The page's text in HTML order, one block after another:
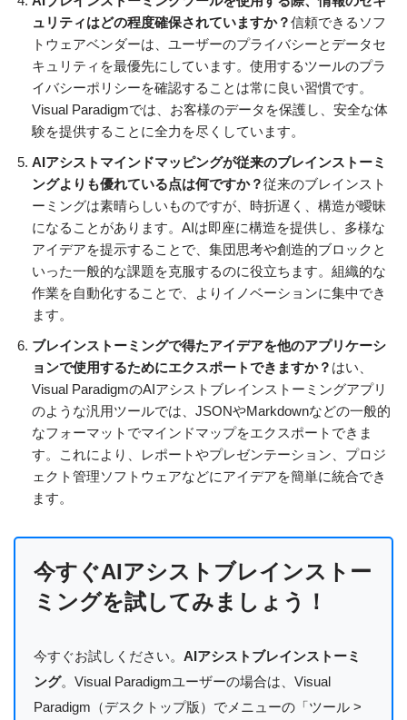
ュリティはどの程度確保されていますか？信頼できるソフ
トウェアベンダーは、ユーザーのプライバシーとデータセ
キュリティを最優先にしています。使用するツールのプラ
イバシーポリシーを確認することは常に良い習慣です。
Visual Paradigmでは、お客様のデータを保護し、安全な体
験を提供することに全力を尽くしています。
AIアシストマインドマッピングが従来のブレインストーミ
ングよりも優れている点は何ですか？従来のブレインスト
ーミングは素晴らしいものですが、時折遅く、構造が曖昧
になることがあります。AIは即座に構造を提供し、多様な
アイデアを提示することで、集団思考や創造的ブロックと
いった一般的な課題を克服するのに役立ちます。組織的な
作業を自動化することで、よりイノベーションに集中でき
ます。
ブレインストーミングで得たアイデアを他のアプリケーシ
ョンで使用するためにエクスポートできますか？ はい、
Visual ParadigmのAIアシストブレインストーミングアプリ
のような汎用ツールでは、JSONやMarkdownなどの一般的
なフォーマットでマインドマップをエクスポートできま
す。これにより、レポートやプレゼンテーション、プロジ
ェクト管理ソフトウェアなどにアイデアを簡単に統合でき
ます。
今すぐAIアシストブレインストー
ミングを試してみましょう！
今すぐお試しください。 AIアシストブレインストーミ
ング。Visual Paradigmユーザーの場合は、Visual
Paradigm（デスクトップ版）でメニューの「ツール >